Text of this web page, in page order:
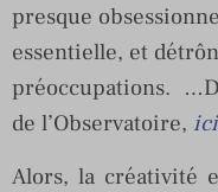
presque
essentielle, et
préoccupations.
de l’Observatoire, ici
Alors, la créativité